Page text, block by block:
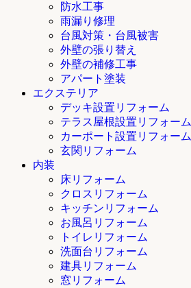
防水工事
雨漏り修理
台風対策・台風被害
外壁の張り替え
外壁の補修工事
アパート塗装
エクステリア
デッキ設置リフォーム
テラス屋根設置リフォーム
カーポート設置リフォーム
玄関リフォーム
内装
床リフォーム
クロスリフォーム
キッチンリフォーム
お風呂リフォーム
トイレリフォーム
洗面台リフォーム
建具リフォーム
窓リフォーム